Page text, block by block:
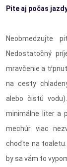
Pite aj počas
Neobmedzujte
Nedostatočný
mravčenie a
na cesty
alebo čistú
minimálne liter a
mechúr viac
choďte na
by sa vám to